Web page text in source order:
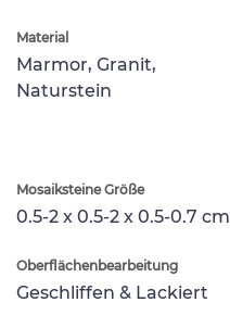
Material
Marmor, Granit,
Naturstein
Mosaiksteine Größe
0.5-2 x 0.5-2 x 0.5-0.7 cm
Oberflächenbearbeitung
Geschliffen & Lackiert